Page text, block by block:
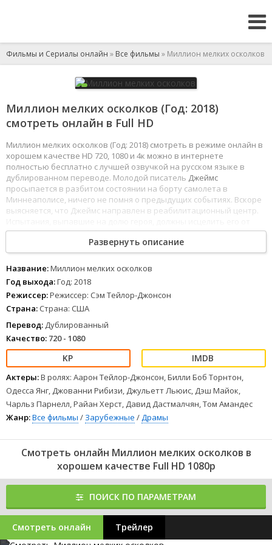
Фильмы и Сериалы онлайн » Все фильмы » Миллион мелких осколков
Миллион мелких осколков (Год: 2018)
смотреть онлайн в Full HD
Миллион мелких осколков (Год: 2018) смотреть в режиме онлайн в
хорошем качестве HD 720, 1080 и 4к можно в интернете
полностью бесплатно с лучшей озвучкой на русском языке в
дублированном переводе. Молодой писатель Джеймс
просыпается в разбитом состоянии на борту самолета в
Миннеаполисе, ничего не помня о предыдущих событиях. Вскоре
выясняется, что Джеймс направлен в реабилитационный центр.
душевных страданий. В процессе терапии он сближается с
другими пациентами - харизматичным боссом мафии и молодой
девушкой, в которую по правиламклиникиему запрещено
влюбляться.
Развернуть описание
Название:Миллион мелких осколков
Год выхода:Год: 2018
Режиссер:Режиссер: Сэм Тейлор-Джонсон
Страна: Страна: США
Перевод: Дублированный
Качество: 720 - 1080
Актеры:В ролях: Аарон Тейлор-Джонсон, Билли Боб Торнтон,
Одесса Янг, Джованни Рибизи, Джульетт Льюис, Дэш Майок,
Чарльз Парнелл, Райан Херст, Давид Дастмалчян, Том Амандес
Жанр:Все фильмы / Зарубежные /Драмы
Смотреть онлайн Миллион мелких осколков в
хорошем качестве Full HD 1080p
ПОИСК ПО ПАРАМЕТРАМ
Смотреть онлайн Трейлер